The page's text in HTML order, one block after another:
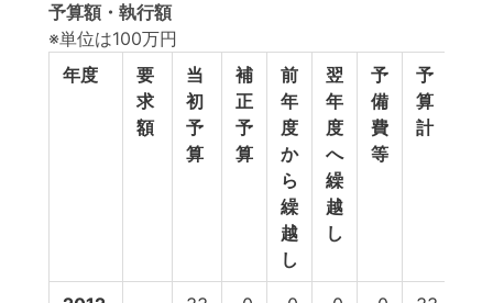
予算額・執行額
※単位は100万円
年度
要
求
額
当
初
予
算
補
正
予
算
前
年
度
か
ら
繰
越
し
翌
年
度
へ
繰
越
し
予
備
費
等
予
算
計